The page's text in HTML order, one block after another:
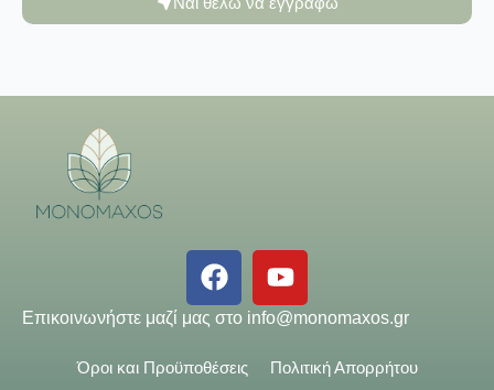
Επικοινωνήστε μαζί μας στο info@monomaxos.gr
Όροι και Προϋποθέσεις Πολιτική Απορρήτου